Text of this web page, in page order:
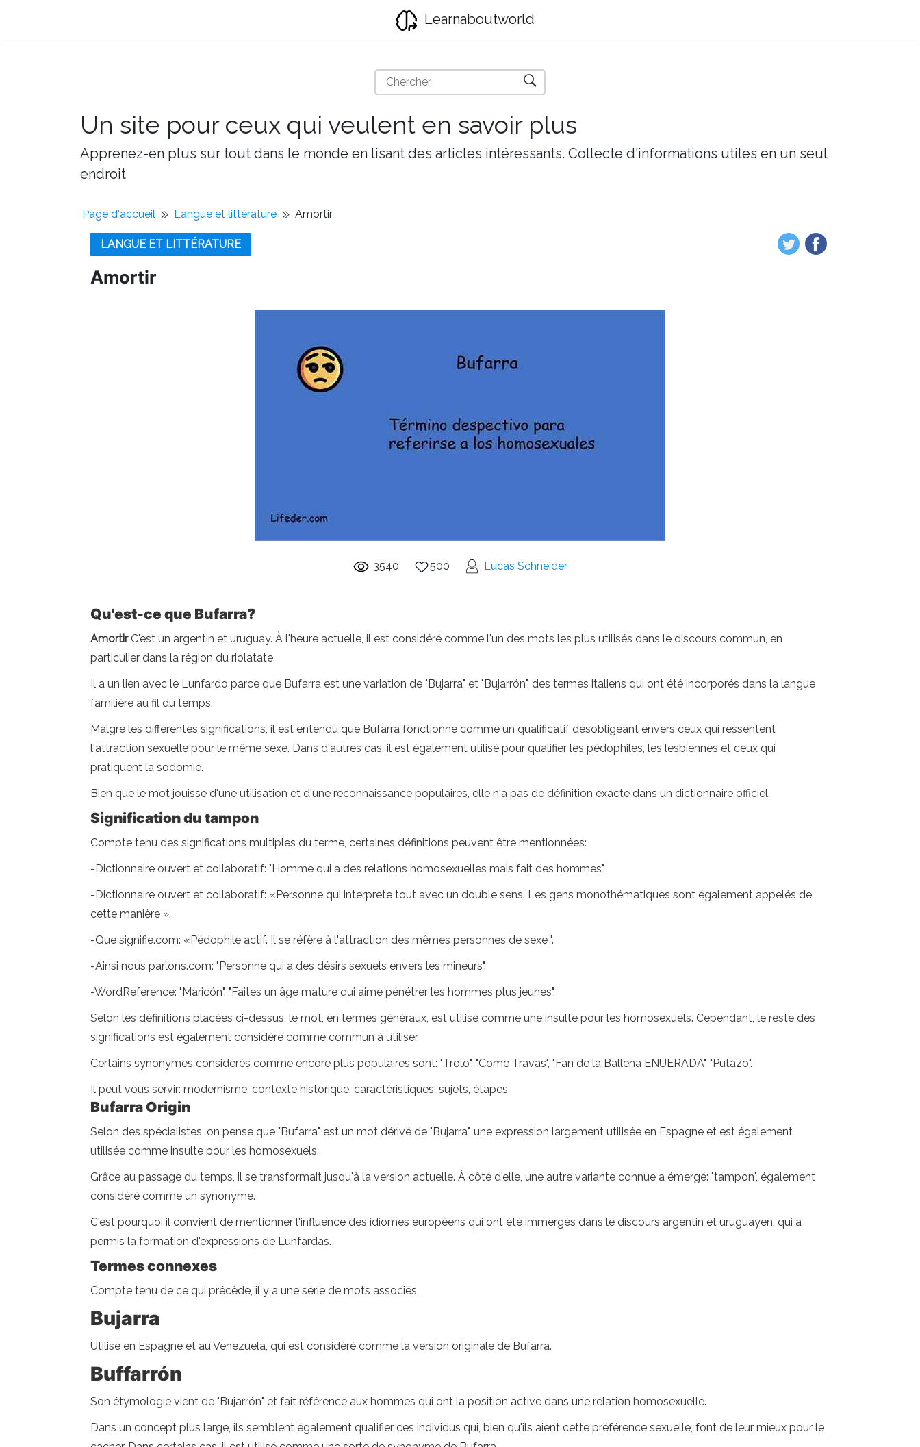
Learnaboutworld
Un site pour ceux qui veulent en savoir plus
Apprenez-en plus sur tout dans le monde en lisant des articles intéressants. Collecte d'informations utiles en un seul
endroit
Page d'accueil Langue et littérature Amortir
LANGUE ET LITTÉRATURE
Amortir
3540 500 Lucas Schneider
Qu'est-ce que Bufarra?
AmortirC'est un argentin et uruguay. À l'heure actuelle, il est considéré comme l'un des mots les plus utilisés dans le discours commun, en
particulier dans la région du riolatate.
Il a un lien avec le Lunfardo parce que Bufarra est une variation de "Bujarra" et "Bujarrón", des termes italiens qui ont été incorporés dans la langue
familière au fil du temps.
Malgré les différentes significations, il est entendu que Bufarra fonctionne comme un qualificatif désobligeant envers ceux qui ressentent
l'attraction sexuelle pour le même sexe. Dans d'autres cas, il est également utilisé pour qualifier les pédophiles, les lesbiennes et ceux qui
pratiquent la sodomie.
Bien que le mot jouisse d'une utilisation et d'une reconnaissance populaires, elle n'a pas de définition exacte dans un dictionnaire officiel.
Signification du tampon
Compte tenu des significations multiples du terme, certaines définitions peuvent être mentionnées:
-Dictionnaire ouvert et collaboratif: "Homme qui a des relations homosexuelles mais fait des hommes".
-Dictionnaire ouvert et collaboratif: «Personne qui interprète tout avec un double sens. Les gens monothématiques sont également appelés de
cette manière ».
-Que signifie.com: «Pédophile actif. Il se réfère à l'attraction des mêmes personnes de sexe ".
-Ainsi nous parlons.com: "Personne qui a des désirs sexuels envers les mineurs".
-WordReference: "Maricón". "Faites un âge mature qui aime pénétrer les hommes plus jeunes".
Selon les définitions placées ci-dessus, le mot, en termes généraux, est utilisé comme une insulte pour les homosexuels. Cependant, le reste des
significations est également considéré comme commun à utiliser.
Certains synonymes considérés comme encore plus populaires sont: "Trolo", "Come Travas", "Fan de la Ballena ENUERADA", "Putazo".
Il peut vous servir: modernisme: contexte historique, caractéristiques, sujets, étapes
Bufarra Origin
Selon des spécialistes, on pense que "Bufarra" est un mot dérivé de "Bujarra", une expression largement utilisée en Espagne et est également
utilisée comme insulte pour les homosexuels.
Grâce au passage du temps, il se transformait jusqu'à la version actuelle. À côté d'elle, une autre variante connue a émergé: "tampon", également
considéré comme un synonyme.
C'est pourquoi il convient de mentionner l'influence des idiomes européens qui ont été immergés dans le discours argentin et uruguayen, qui a
permis la formation d'expressions de Lunfardas.
Termes connexes
Compte tenu de ce qui précède, il y a une série de mots associés.
Bujarra
Utilisé en Espagne et au Venezuela, qui est considéré comme la version originale de Bufarra.
Buffarrón
Son étymologie vient de "Bujarrón" et fait référence aux hommes qui ont la position active dans une relation homosexuelle.
Dans un concept plus large, ils semblent également qualifier ces individus qui, bien qu'ils aient cette préférence sexuelle, font de leur mieux pour le